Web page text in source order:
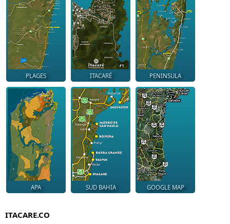
PLAGES ITACARÉ PENINSULA
APA SUD BAHIA GOOGLE MAP
ITACARE.CO